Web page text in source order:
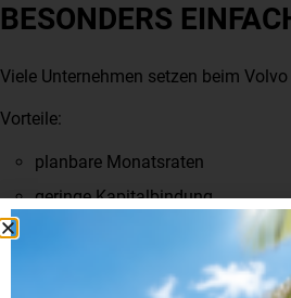
BESONDERS
Viele Unternehmen setzen beim
Vorteile:
planbare Monatsraten
geringe Kapitalbindung
regelmäßige Fahrzeugwechsel
moderne Fahrzeuge im Fuhrpark